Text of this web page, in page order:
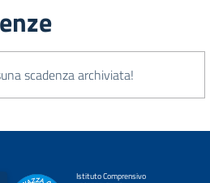
scadenza archiviata!
Istituto Comprensivo